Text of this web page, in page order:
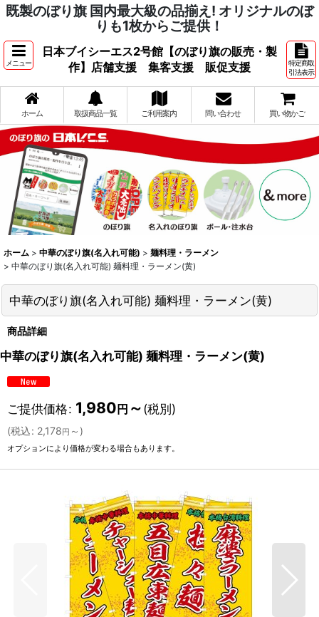
既製のぼり旗 国内最大級の品揃え! オリジナルのぼ
りも1枚からご提供！
メニュー
日本ブイシーエス2号館【のぼり旗の販売・製
作】店舗支援 集客支援 販促支援
特定商取
引法表示
ホーム 取扱商品一覧 ご利用案内 問い合わせ 買い物かご
ホーム > 中華のぼり旗(名入れ可能) > 麺料理・ラーメン
> 中華のぼり旗(名入れ可能) 麺料理・ラーメン(黄)
中華のぼり旗(名入れ可能) 麺料理・ラーメン(黄)
商品詳細
中華のぼり旗(名入れ可能) 麺料理・ラーメン(黄)
ご提供価格: 1,980 円 ～(税別)
(税込: 2,178 円 ～ )
オプションにより価格が変わる場合もあります。